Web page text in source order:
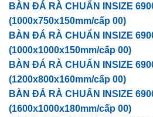
BÀN ĐÁ RÀ CHUẨN INSIZE
(1000x750x150mm/cấp 00)
BÀN ĐÁ RÀ CHUẨN INSIZE
(1000x1000x150mm/cấp 00)
BÀN ĐÁ RÀ CHUẨN INSIZE
(1200x800x160mm/cấp 00)
BÀN ĐÁ RÀ CHUẨN INSIZE
(1600x1000x180mm/cấp 00)